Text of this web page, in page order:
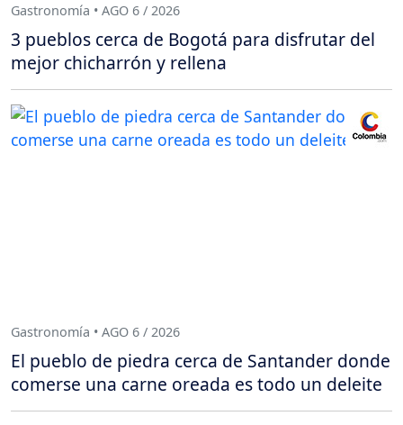
Gastronomía • AGO 6 / 2026
3 pueblos cerca de Bogotá para disfrutar del
mejor chicharrón y rellena
Gastronomía • AGO 6 / 2026
El pueblo de piedra cerca de Santander donde
comerse una carne oreada es todo un deleite